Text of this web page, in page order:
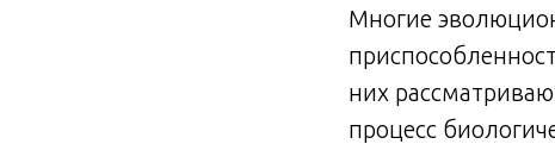
Многие
них
процесс